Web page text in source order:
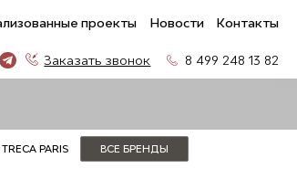
проекты Новости Контакты
Заказать звонок 8 499 248 13 82
TRECA PARIS ВСЕ БРЕНДЫ